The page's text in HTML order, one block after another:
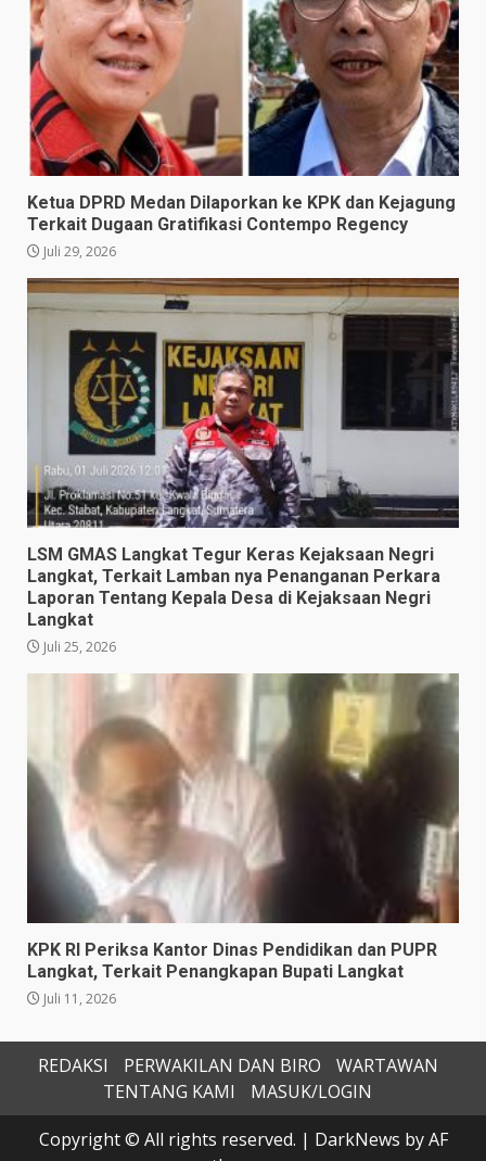
Ketua DPRD Medan Dilaporkan ke KPK dan Kejagung
Terkait Dugaan Gratifikasi Contempo Regency
Juli 29, 2026
LSM GMAS Langkat Tegur Keras Kejaksaan Negri
Langkat, Terkait Lamban nya Penanganan Perkara
Laporan Tentang Kepala Desa di Kejaksaan Negri
Langkat
Juli 25, 2026
KPK RI Periksa Kantor Dinas Pendidikan dan PUPR
Langkat, Terkait Penangkapan Bupati Langkat
Juli 11, 2026
REDAKSI PERWAKILAN DAN BIRO
WARTAWAN
TENTANG KAMI
MASUK/LOGIN
Copyright © All rights reserved. | DarkNews by AF